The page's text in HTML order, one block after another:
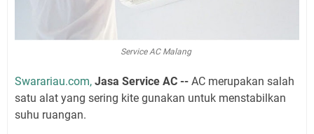
Service AC Malang
Swarariau.com, Jasa Service AC -- AC merupakan salah
satu alat yang sering kite gunakan untuk menstabilkan
suhu ruangan.